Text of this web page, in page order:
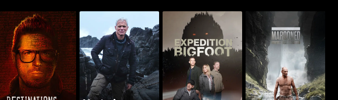
ماروند ويذ إد ستافورد إكسبيديشن بيغفوت ميستيريز أوف ذا ديب
ديستينيشنز أوف ذا دامند
ويذ زاك باغانز